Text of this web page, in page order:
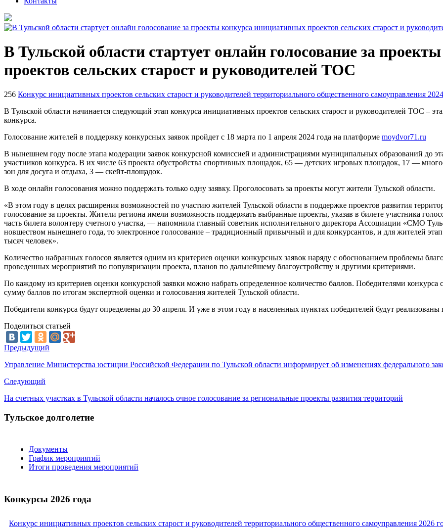
В Тульской области стартует онлайн голосование за
проектов сельских старост и руководителей ТОС
256 Конкурс инициативных проектов сельских старост и руководителей территориального общественного самоуправления
В Тульской области начинается следующий этап конкурса инициативных проектов сельских старост и руководителей ТОС –
конкурса.
Голосование жителей в поддержку конкурсных заявок пройдет с 18 марта по 1 апреля 2024 года на платформе moydvor71.ru
В нынешнем году после этапа модерации заявок конкурсной комиссией и администрациями муниципальных образований до
участников конкурса. В их числе 63 проекта обустройства спортивных площадок, 65 — детских игровых площадок, 17 —
зон для досуга и отдыха, 3 — скейт-площадок.
В ходе онлайн голосования можно поддержать только одну заявку. Проголосовать за проекты могут жители Тульской области.
«В этом году в целях расширения возможностей по участию жителей Тульской области в поддержке проектов развития
голосование за проекты. Жители региона имели возможность поддержать выбранные проекты, указав в билете участника
часть билета волонтеру счетного участка, — напомнила главный советник исполнительного директора Ассоциации «СМО
новшеством нынешнего года, то электронное голосование – традиционный привычный и для конкурсантов, и для жителей
тысяч человек».
Количество набранных голосов является одним из критериев оценки конкурсных заявок наряду с обоснованием проблемы
проведенных мероприятий по популяризации проекта, планов по дальнейшему благоустройству и другими критериями.
По каждому из критериев оценки конкурсной заявки можно набрать определенное количество баллов. Победителями
сумму баллов по итогам экспертной оценки и голосования жителей Тульской области.
Победители конкурса будут определены до 30 апреля. И уже в этом году в населенных пунктах победителей будут реализованы
Поделиться статьей
Предыдущий
Управление Министерства юстиции Российской Федерации по Тульской области информирует об изменениях федерального
Следующий
На счетных участках в Тульской области началось очное голосование за региональные проекты развития территорий
Тульское долголетие
Документы
График мероприятий
Итоги проведения мероприятий
Конкурсы 2026 года
Конкурс инициативных проектов сельских старост и руководителей территориального общественного самоуправления 2026